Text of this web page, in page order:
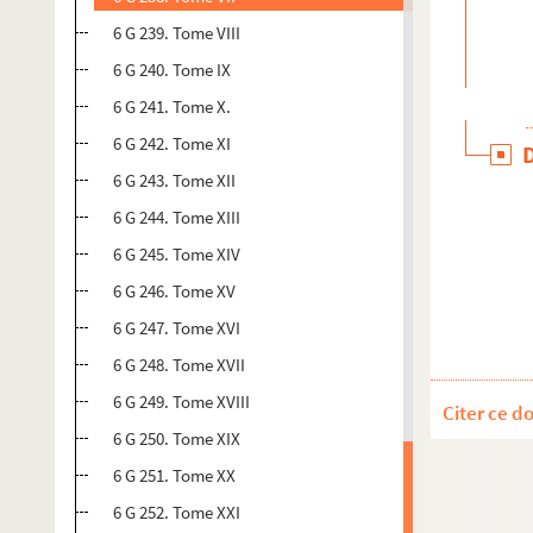
6 G 239. Tome VIII
6 G 240. Tome IX
6 G 241. Tome X.
6 G 242. Tome XI
6 G 243. Tome XII
6 G 244. Tome XIII
6 G 245. Tome XIV
6 G 246. Tome XV
6 G 247. Tome XVI
6 G 248. Tome XVII
6 G 249. Tome XVIII
6 G 250. Tome XIX
6 G 251. Tome XX
6 G 252. Tome XXI
Citer ce